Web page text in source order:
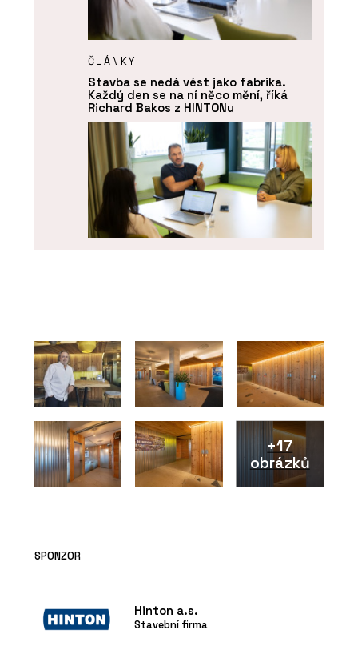
ČLÁNKY
Stavba se nedá vést jako fabrika.
Každý den se na ní něco mění, říká
Richard Bakos z HINTONu
říkají Jan Houdek a Ingrid Pernická z
HINTONu
+17
obrázků
SPONZOR
Hinton a.s.
Stavební firma